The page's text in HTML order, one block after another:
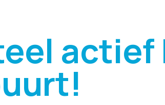
actief